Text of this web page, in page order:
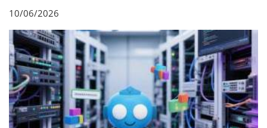
10/06/2026